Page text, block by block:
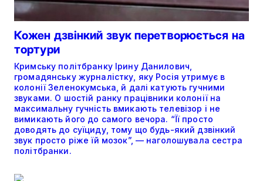
Кожен дзвінкий звук перетворюється на
тортури
Кримську політбранку Ірину Данилович,
громадянську журналістку, яку Росія утримує в
колонії Зеленокумська, й далі катують гучними
звуками. О шостій ранку працівники колонії на
максимальну гучність вмикають телевізор і не
вимикають його до самого вечора. “Її просто
доводять до суїциду, тому що будь-який дзвінкий
звук просто ріже їй мозок”, — наголошувала сестра
політбранки.